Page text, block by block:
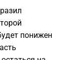
понижен